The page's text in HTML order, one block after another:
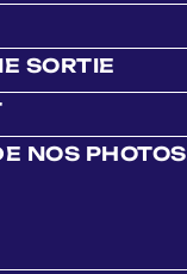
SORTIE
NOS PHOTOS